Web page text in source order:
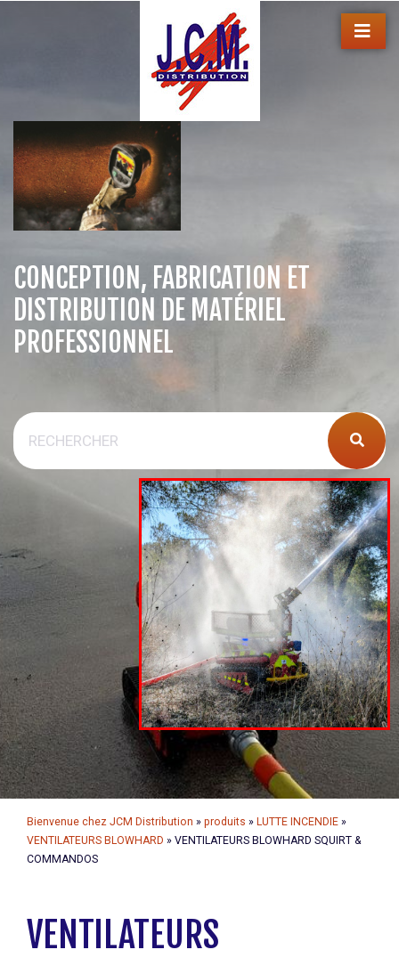
CONCEPTION, FABRICATION ET
DISTRIBUTION DE MATÉRIEL
PROFESSIONNEL
Bienvenue chez JCM Distribution » produits » LUTTE INCENDIE »
VENTILATEURS BLOWHARD » VENTILATEURS BLOWHARD SQUIRT &
COMMANDOS
VENTILATEURS